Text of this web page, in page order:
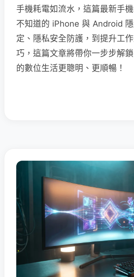
手機耗電如流水，這篇最新手
不知道的 iPhone 與 Android
定、隱私安全防護，到提升工
巧，這篇文章將帶你一步步解
的數位生活更聰明、更順暢！